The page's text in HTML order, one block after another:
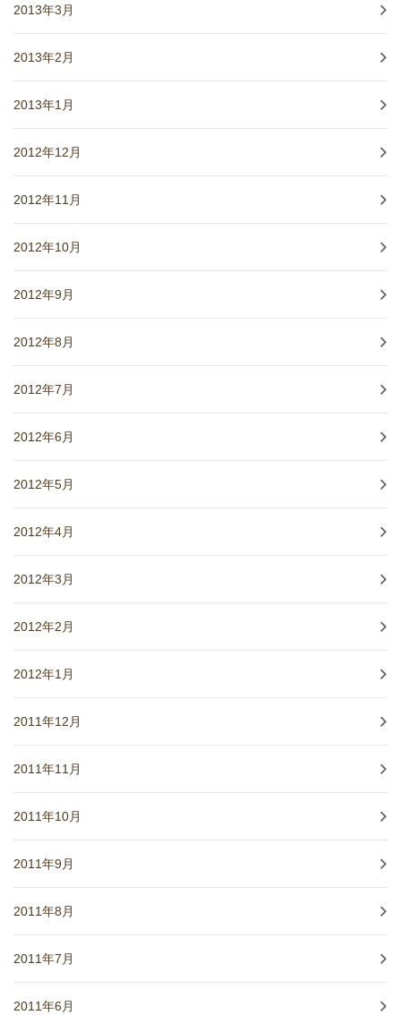
2013年3月
2013年2月
2013年1月
2012年12月
2012年11月
2012年10月
2012年9月
2012年8月
2012年7月
2012年6月
2012年5月
2012年4月
2012年3月
2012年2月
2012年1月
2011年12月
2011年11月
2011年10月
2011年9月
2011年8月
2011年7月
2011年6月